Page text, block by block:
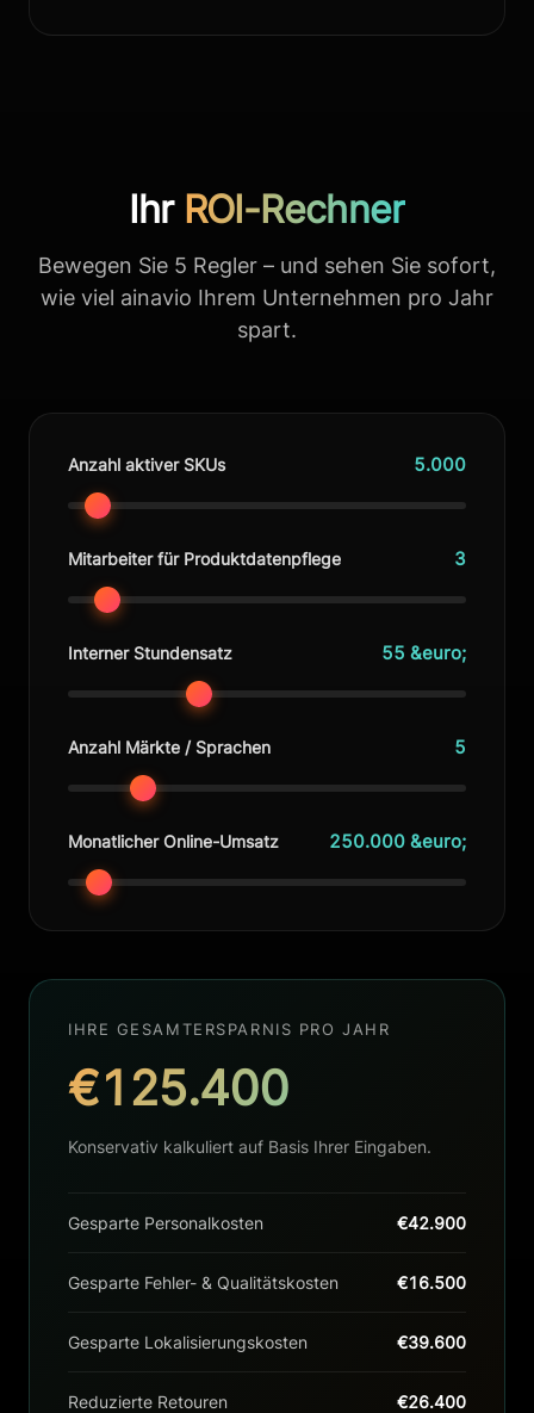
Ihr ROI-Rechner
Bewegen Sie 5 Regler – und sehen Sie sofort,
wie viel ainavio Ihrem Unternehmen pro Jahr
spart.
Anzahl aktiver SKUs 5.000
Mitarbeiter für Produktdatenpflege 3
Interner Stundensatz 55 &euro;
Anzahl Märkte / Sprachen 5
Monatlicher Online-Umsatz 250.000 &euro;
IHRE GESAMTERSPARNIS PRO JAHR
€125.400
Konservativ kalkuliert auf Basis Ihrer Eingaben.
Gesparte Personalkosten €42.900
Gesparte Fehler- & Qualitätskosten €16.500
Gesparte Lokalisierungskosten €39.600
Reduzierte Retouren €26.400